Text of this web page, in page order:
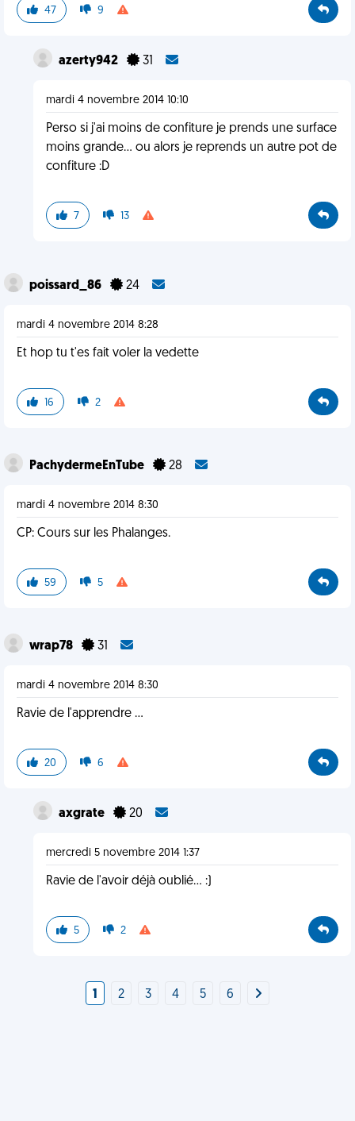
47 9
azerty942 31
mardi 4 novembre 2014 10:10
Perso si j'ai moins de confiture je prends une surface
moins grande... ou alors je reprends un autre pot de
confiture :D
7 13
poissard_86 24
mardi 4 novembre 2014 8:28
Et hop tu t'es fait voler la vedette
16 2
PachydermeEnTube 28
mardi 4 novembre 2014 8:30
CP: Cours sur les Phalanges.
59 5
wrap78 31
mardi 4 novembre 2014 8:30
Ravie de l'apprendre ...
20 6
axgrate 20
mercredi 5 novembre 2014 1:37
Ravie de l'avoir déjà oublié... :)
5 2
1 2 3 4 5 6